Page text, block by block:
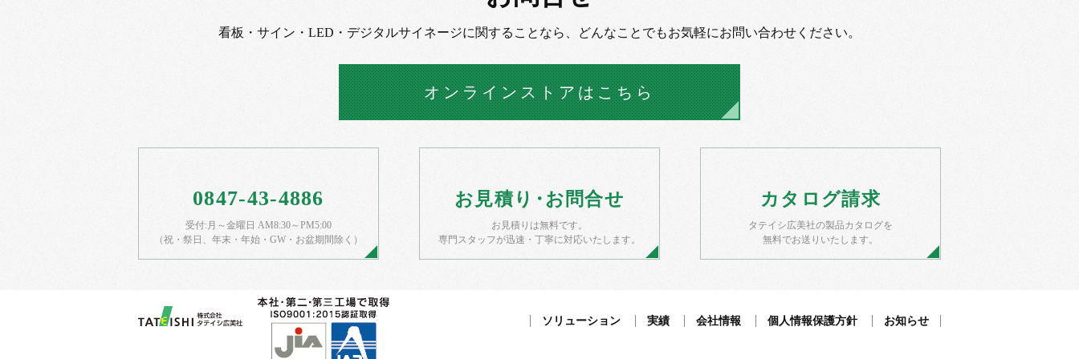
看板・サイン・LED・デジタルサイネージに関することなら、 どんなことでもお気軽にお問い合わせください。
オンラインストアはこちら
0847-43-4886
受付:月～金曜日 AM8:30～PM5:00
（祝・祭日、年末・年始・GW・お盆期間除く）
お 見積り・ お 問合せ
お見積りは無料です。
専門スタッフが迅速・丁寧に対応いたします。
カタログ請求
タテイシ広美社の製品カタログを
無料でお送りいたします。
ソリューション 実績 会社情報 個人情報保護方針 お知らせ